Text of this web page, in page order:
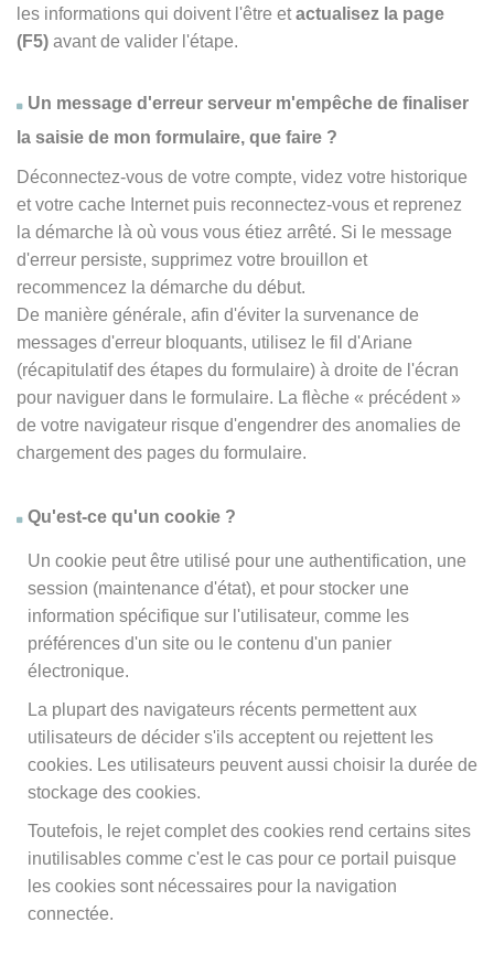
les informations qui doivent l'être etactualisez la page
(F5) avant de valider l'étape.
Un message d'erreur serveur m'empêche de finaliser
la saisie de mon formulaire, que faire ?
Déconnectez-vous de votre compte, videz votre historique
et votre cache Internet puis reconnectez-vous et reprenez
la démarche là où vous vous étiez arrêté. Si le message
d'erreur persiste, supprimez votre brouillon et
recommencez la démarche du début.
De manière générale, afin d'éviter la survenance de
messages d'erreur bloquants, utilisez le fil d'Ariane
(récapitulatif des étapes du formulaire) à droite de l'écran
pour naviguer dans le formulaire. La flèche « précédent »
de votre navigateur risque d'engendrer des anomalies de
chargement des pages du formulaire.
Qu'est-ce qu'un cookie ?
Un cookie peut être utilisé pour une authentification, une
session (maintenance d'état), et pour stocker une
information spécifique sur l'utilisateur, comme les
préférences d'un site ou le contenu d'un panier
électronique.
La plupart des navigateurs récents permettent aux
utilisateurs de décider s'ils acceptent ou rejettent les
cookies. Les utilisateurs peuvent aussi choisir la durée de
stockage des cookies.
Toutefois, le rejet complet des cookies rend certains sites
inutilisables comme c'est le cas pour ce portail puisque
les cookies sont nécessaires pour la navigation
connectée.